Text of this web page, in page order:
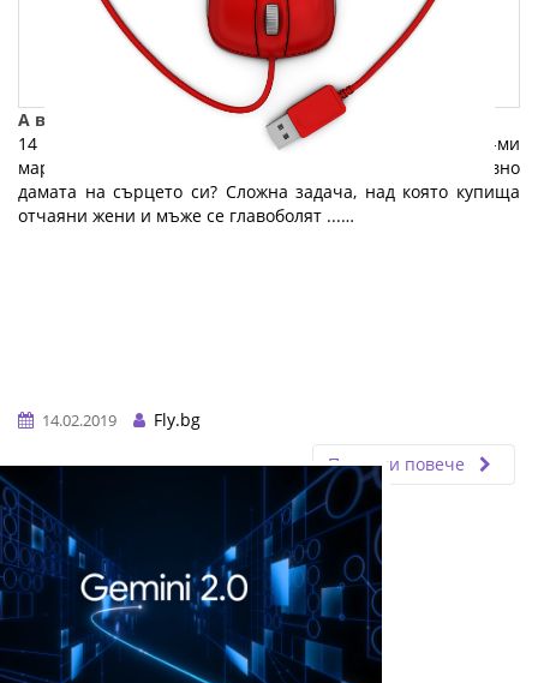
А вие? Избрахте ли подарък за 14-ти февруари?
14 февруари приближава неумолимо. След това – и 8-ми
март. Какво да купиш на половинката – респективно
дамата на сърцето си? Сложна задача, над която купища
отчаяни жени и мъже се главоболят ...…
14.02.2019
Fly.bg
Прочети повече